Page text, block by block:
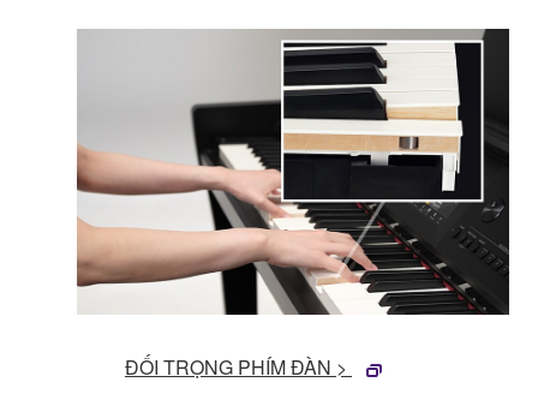
ĐỐI TRỌNG PHÍM ĐÀN >